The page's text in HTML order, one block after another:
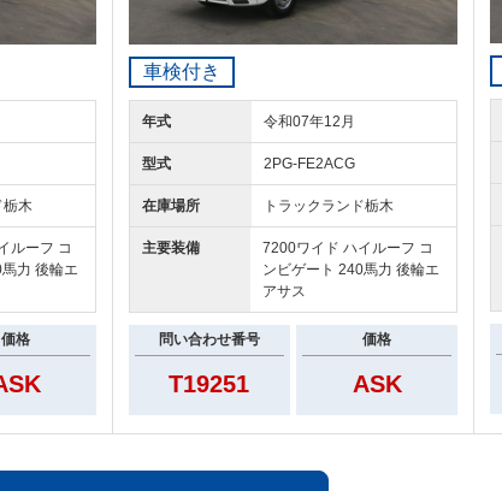
栃木
ルーフ コ
力 後輪エ
価格
車検付き
年式 令和07年12月
型式 2PG-FE2ACG
在庫場所 トラックランド栃木
主要装備
7200ワイド ハイルーフ コ
ンビゲート 240馬力 後輪エ
アサス
問い合わせ番号
T19251
価格
ASK